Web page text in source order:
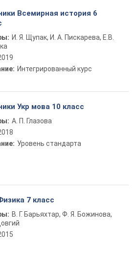
Всемирная история 6
И. Я. Щупак, И. А. Пискарева, Е.В.
Интегрированный курс
Укр мова 10 класс
А. П. Глазова
Уровень стандарта
7 класс
В. Г. Барьяхтар, Ф. Я. Божинова,